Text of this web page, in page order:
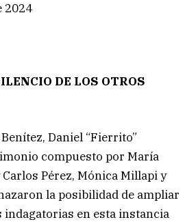
2024
DE LOS OTROS
Daniel “Fierrito”
compuesto por María
Pérez, Mónica Millapi y
la posibilidad de ampliar
indagatorias en esta instancia